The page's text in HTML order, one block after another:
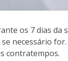
os 7 dias da
necessário
contratempos.